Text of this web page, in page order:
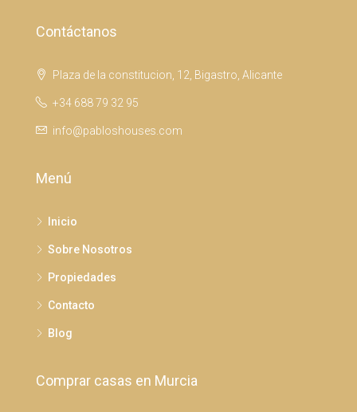
Contáctanos
Plaza de la constitucion, 12, Bigastro, Alicante
+34 688 79 32 95
info@pabloshouses.com
Menú
Inicio
Sobre Nosotros
Propiedades
Contacto
Blog
Comprar casas en Murcia